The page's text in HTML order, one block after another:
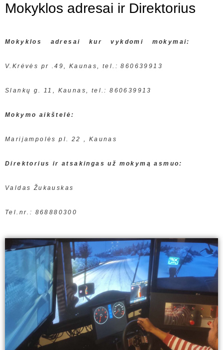
Mokyklos adresai ir Direktorius
Mokyklos adresai kur vykdomi mokymai:
V.Krėvės pr .49, Kaunas, tel.: 860639913
Slankų g. 11, Kaunas, tel.: 860639913
Mokymo aikštelė:
Marijampolės pl. 22 , Kaunas
Direktorius ir atsakingas už mokymą asmuo:
Valdas Žukauskas
Tel.nr.: 868880300